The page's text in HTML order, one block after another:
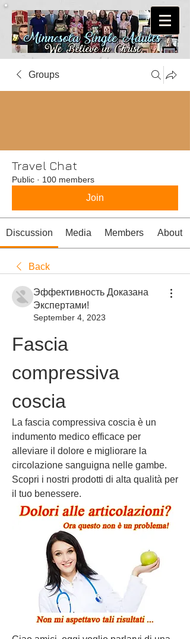
Groups
Travel Chat
Public · 100 members
Join
Discussion Media Members About
Back
Эффективность Доказана
Экспертами!
September 4, 2023
Fascia
compressiva
coscia
La fascia compressiva coscia è un
indumento medico efficace per
alleviare il dolore e migliorare la
circolazione sanguigna nelle gambe.
Scopri i nostri prodotti di alta qualità per
il tuo benessere.